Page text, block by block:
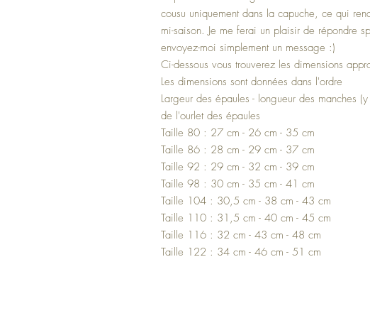
cousu uniquement dans la capuche, ce qui
mi-saison. Je me ferai un plaisir de répondre
envoyez-moi simplement un message :)
Ci-dessous vous trouverez les dimensions
Les dimensions sont données dans l'ordre
Largeur des épaules - longueur des manches
de l'ourlet des épaules
Taille 80 : 27 cm - 26 cm - 35 cm
Taille 86 : 28 cm - 29 cm - 37 cm
Taille 92 : 29 cm - 32 cm - 39 cm
Taille 98 : 30 cm - 35 cm - 41 cm
Taille 104 : 30,5 cm - 38 cm - 43 cm
Taille 110 : 31,5 cm - 40 cm - 45 cm
Taille 116 : 32 cm - 43 cm - 48 cm
Taille 122 : 34 cm - 46 cm - 51 cm